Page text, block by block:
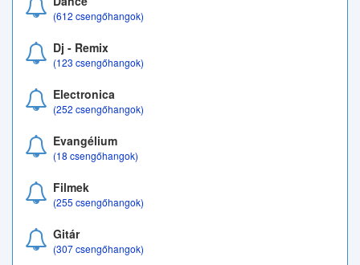
(612 csengőhangok)
Dj - Remix
(123 csengőhangok)
Electronica
(252 csengőhangok)
Evangélium
(18 csengőhangok)
Filmek
(255 csengőhangok)
Gitár
(307 csengőhangok)